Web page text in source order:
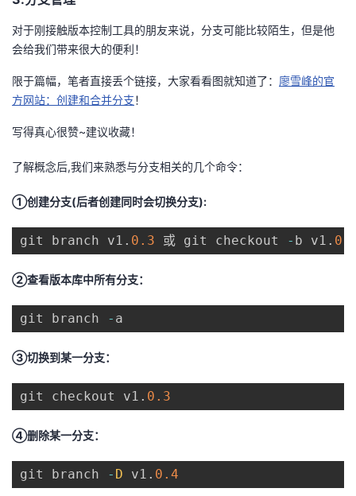
对于刚接触版本控制工具的朋友来说，分支可能比较陌生，但是他
会给我们带来很大的便利！
限于篇幅，笔者直接丢个链接，大家看看图就知道了： 廖雪峰的官
方网站：创建和合并分支！
写得真心很赞~建议收藏！
了解概念后,我们来熟悉与分支相关的几个命令：
①创建分支(后者创建同时会切换分支):
git branch v1 . 0.3 或 git checkout - b v1 .
②查看版本库中所有分支：
git branch - a
③切换到某一分支：
git checkout v1 . 0.3
④删除某一分支：
git branch - D v1 . 0.4